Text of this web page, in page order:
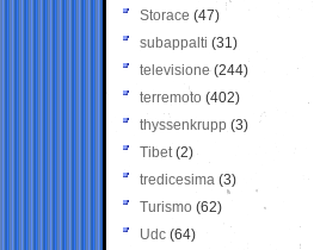
Storace (47)
subappalti (31)
televisione(244)
terremoto (402)
thyssenkrupp (3)
Tibet(2)
tredicesima (3)
Turismo (62)
Udc (64)